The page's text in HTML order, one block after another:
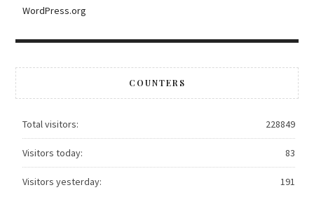
WordPress.org
COUNTERS
228849
Total visitors:
83
Visitors today:
191
Visitors yesterday: